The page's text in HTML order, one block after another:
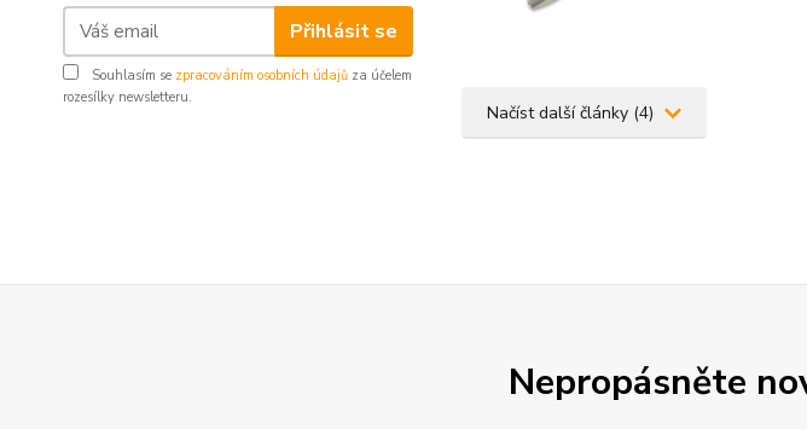
Přihlásit se
Souhlasím se zpracováním osobních údajů za účelem
rozesílky newsletteru.
Načíst další články (4)
Nepropásněte